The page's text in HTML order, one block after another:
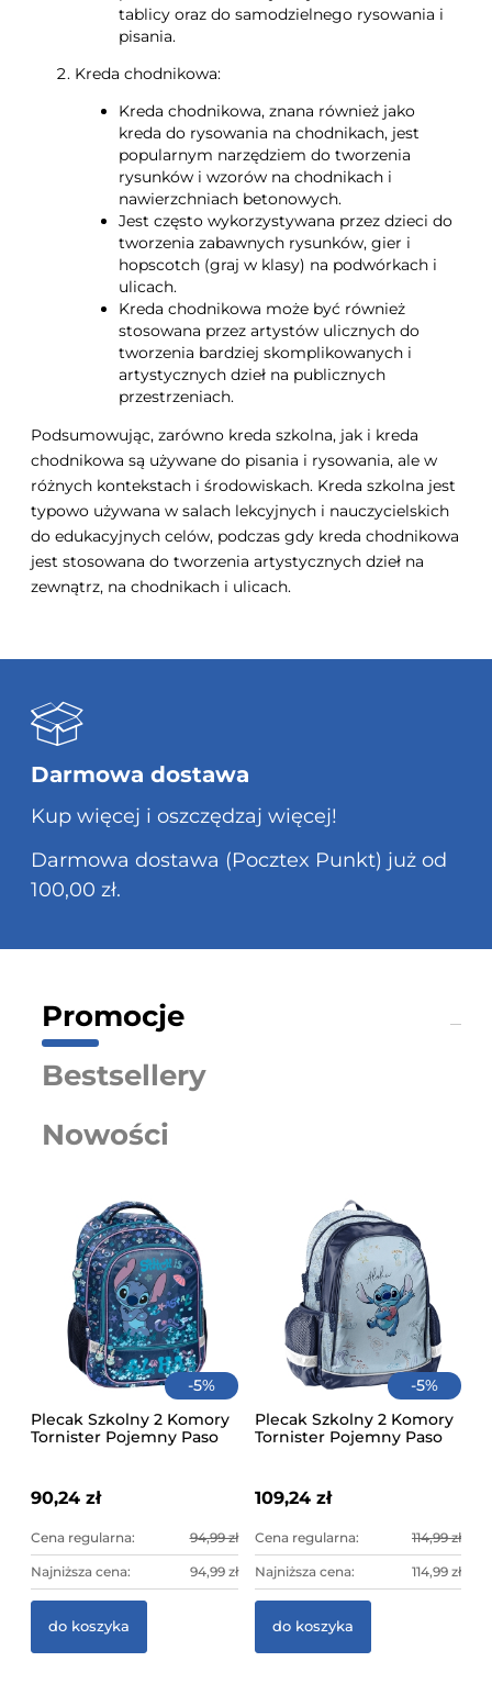
tablicy oraz do samodzielnego rysowania i
pisania.
Kreda chodnikowa:
Kreda chodnikowa, znana również jako
kreda do rysowania na chodnikach, jest
popularnym narzędziem do tworzenia
rysunków i wzorów na chodnikach i
nawierzchniach betonowych.
Jest często wykorzystywana przez dzieci do
tworzenia zabawnych rysunków, gier i
hopscotch (graj w klasy) na podwórkach i
ulicach.
Kreda chodnikowa może być również
stosowana przez artystów ulicznych do
tworzenia bardziej skomplikowanych i
artystycznych dzieł na publicznych
przestrzeniach.
Podsumowując, zarówno kreda szkolna, jak i kreda
chodnikowa są używane do pisania i rysowania, ale w
różnych kontekstach i środowiskach. Kreda szkolna jest
typowo używana w salach lekcyjnych i nauczycielskich
do edukacyjnych celów, podczas gdy kreda chodnikowa
jest stosowana do tworzenia artystycznych dzieł na
zewnątrz, na chodnikach i ulicach.
Darmowa dostawa
Kup więcej i oszczędzaj więcej!
Darmowa dostawa (Pocztex Punkt) już od
100,00 zł.
Promocje
Nowości
Bestsellery
-5%
Plecak Szkolny 2 Komory
Tornister Pojemny Paso
90,24 zł
Cena regularna: 94,99 zł
Najniższa cena: 94,99 zł
do koszyka
-5%
Plecak Szkolny 2 Komory
Tornister Pojemny Paso
109,24 zł
Cena regularna: 114,99 zł
Najniższa cena: 114,99 zł
do koszyka